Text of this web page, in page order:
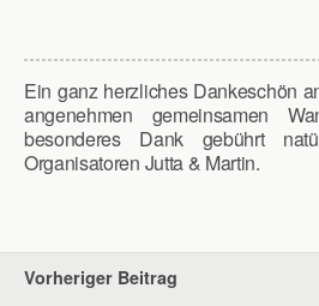
Ein ganz herzliches Dankeschön
angenehmen gemeinsamen
besonderes Dank gebührt
Organisatoren Jutta & Martin.
Vorheriger Beitrag